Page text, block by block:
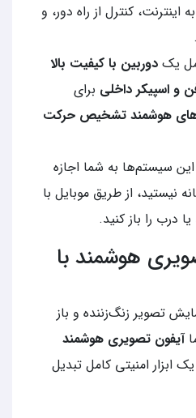
اینترنت، کنترل از راه دور، و
یک دوربین با کیفیت بالا
و اسپیکر داخلی برای
هوشمند تشخیص حرکت
سیستم‌ها به شما اجازه
از طریق موبایل با
درب را باز کنید.
هوشمند با
تصویر زنگ‌زننده و باز
آیفون تصویری هوشمند
ابزار امنیتی کامل تبدیل